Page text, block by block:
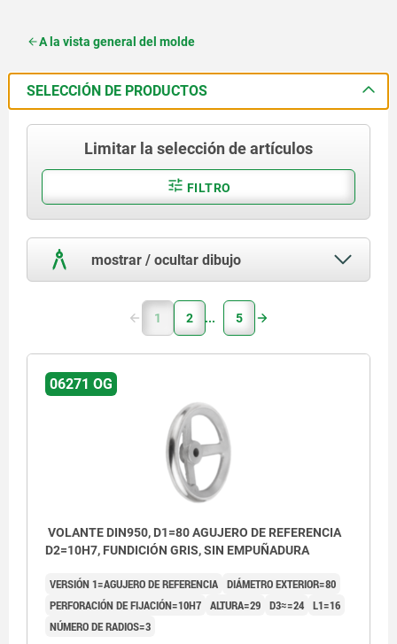
A la vista general del molde
SELECCIÓN DE PRODUCTOS
Limitar la selección de artículos
FILTRO
mostrar / ocultar dibujo
1 2 5
06271 OG
VOLANTE DIN950, D1=80 AGUJERO DE REFERENCIA
D2=10H7, FUNDICIÓN GRIS, SIN EMPUÑADURA
VERSIÓN 1=AGUJERO DE REFERENCIA DIÁMETRO EXTERIOR=80
PERFORACIÓN DE FIJACIÓN=10H7 ALTURA=29 D3≈=24 L1=16
NÚMERO DE RADIOS=3